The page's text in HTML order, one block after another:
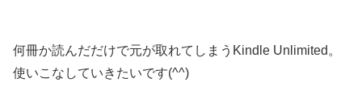
何冊か読んだだけで元が取れてしまうKindle Unlimited。
使いこなしていきたいです(^^)